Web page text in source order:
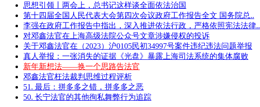
思想引领丨两会上，总书记这样谈全面依法治国
第十四届全国人民代表大会第四次会议政府工作报告全文 国务院总..
李强在政府工作报告中指出，深入推进依法行政，严格依照宪法法律..
对邓鑫法官在上海高级法院公众号文章涉嫌侵权的投诉
关于邓鑫法官在（2023）沪0105民初34997号案件违纪违法问题举报
真人举报：一张消失的证据《光盘》暴露上海司法系统的集体腐败
新年新想法——换一个思路告法官
邓鑫法官枉法裁判思维过程评析
51. 最后：拼多多之错，拼多多之恶
50. 长宁法官的其他徇私舞弊行为追踪